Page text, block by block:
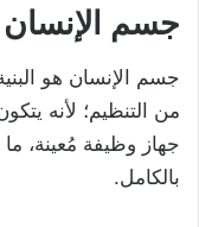
جسم الإنسان
جسم الإنسان هو
من التنظيم؛ لأنه
جهاز وظيفة مُعينة،
بالكامل.